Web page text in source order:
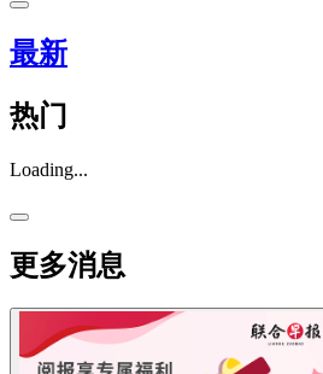
最新
热门
Loading...
更多消息